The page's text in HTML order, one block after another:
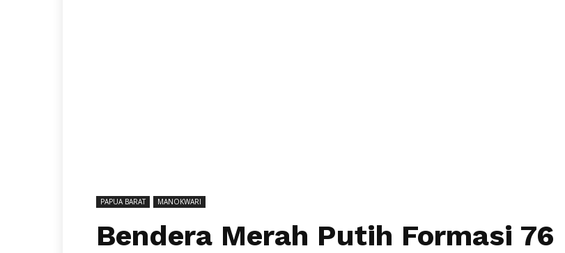
PAPUA BARAT MANOKWARI
Bendera Merah Putih Formasi 76